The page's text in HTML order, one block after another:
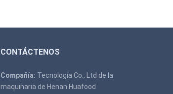
CONTÁCTENOS
Compañía: Tecnología Co., Ltd de la
maquinaria de Henan Huafood